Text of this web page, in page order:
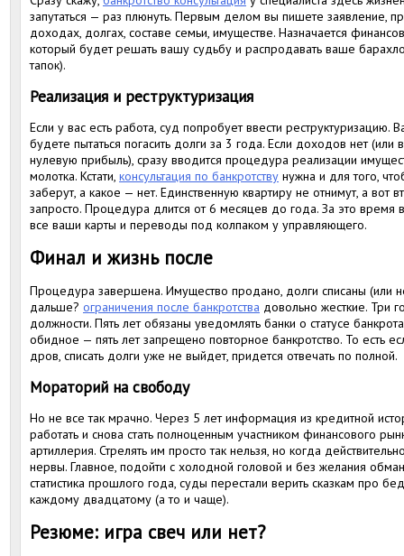
запутаться — раз плюнуть. Первым делом вы пишете заявление,
доходах, долгах, составе семьи, имуществе. Назначается
который будет решать вашу судьбу и распродавать ваше
тапок).
Реализация и реструктуризация
Если у вас есть работа, суд попробует ввести реструктуризацию.
будете пытаться погасить долги за 3 года. Если доходов нет
нулевую прибыль), сразу вводится процедура реализации
молотка. Кстати, консультация по банкротству нужна и для того,
заберут, а какое — нет. Единственную квартиру не отнимут, а вот
запросто. Процедура длится от 6 месяцев до года. За это
все ваши карты и переводы под колпаком у управляющего.
Финал и жизнь после
Процедура завершена. Имущество продано, долги списаны (или
дальше? ограничения после банкротства довольно жесткие. Три
должности. Пять лет обязаны уведомлять банки о статусе
обидное — пять лет запрещено повторное банкротство. То есть
дров, списать долги уже не выйдет, придется отвечать по полной.
Мораторий на свободу
Но не все так мрачно. Через 5 лет информация из кредитной
работать и снова стать полноценным участником финансового
артиллерия. Стрелять им просто так нельзя, но когда
нервы. Главное, подойти с холодной головой и без желания
статистика прошлого года, суды перестали верить сказкам про
каждому двадцатому (а то и чаще).
Резюме: игра свеч или нет?